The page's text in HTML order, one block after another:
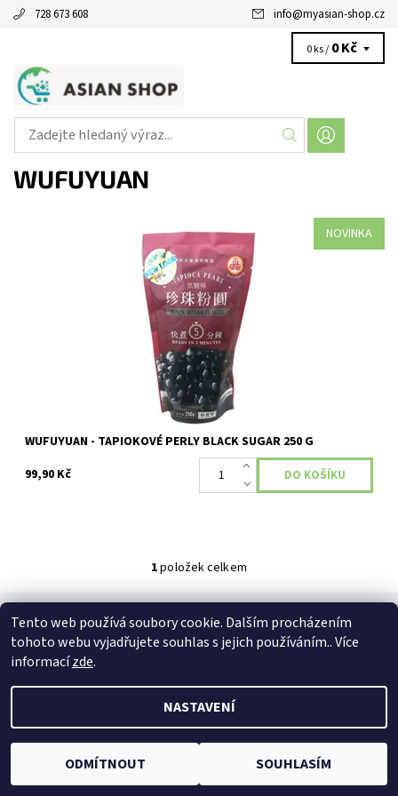
728 673 608 info@myasian-shop.cz
0 ks / 0 Kč
WUFUYUAN
NOVINKA
Země původu: Čína Příchuť: BLACK SUGAR (černý cukr)
Skladem
WUFUYUAN - TAPIOKOVÉ PERLY BLACK SUGAR 250 G
99,90 Kč
1položek celkem
2026 © MyAsian-shop, všechna práva vyhrazena
Vytvořil Shoptet
Tento web používá soubory cookie. Dalším procházením
tohoto webu vyjadřujete souhlas s jejich používáním.. Více
informacízde.
NASTAVENÍ
ODMÍTNOUT SOUHLASÍM